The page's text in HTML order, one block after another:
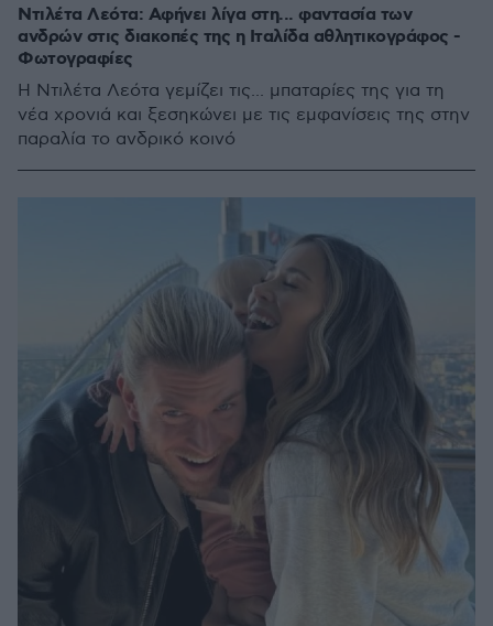
Ντιλέτα Λεότα: Αφήνει λίγα στη... φαντασία των
ανδρών στις διακοπές της η Ιταλίδα αθλητικογράφος -
Φωτογραφίες
Η Ντιλέτα Λεότα γεμίζει τις... μπαταρίες της για τη
νέα χρονιά και ξεσηκώνει με τις εμφανίσεις της στην
παραλία το ανδρικό κοινό